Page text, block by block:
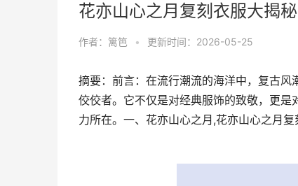
花亦山心之月复刻衣服大揭
作者： 篱笆 • 更新时间：2026-05-25
摘要：前言：在流行潮流的海洋中，复古风
佼佼者。它不仅是对经典服饰的致敬，更
力所在。一、花亦山心之月,花亦山心之月